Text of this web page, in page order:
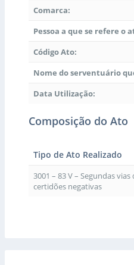
Comarca:
Pessoa a que se refere o
Código Ato:
Nome do serventuário
Data Utilização:
Composição do Ato
Tipo de Ato Realizado
3001 – 83 V – Segundas
certidões negativas